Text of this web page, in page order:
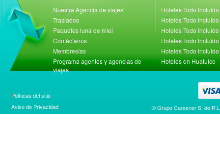
Nuestra Agencia de viajes
Traslados
Paquetes luna de miel
Contáctanos
Membresías
Programa agentes y agencias de
viajes
Hoteles Todo
Hoteles Todo
Hoteles Todo
Hoteles Todo
Hoteles Todo
Hoteles en Huatulco
Políticas del sitio
Aviso de Privacidad
© Grupo Caresner S. de